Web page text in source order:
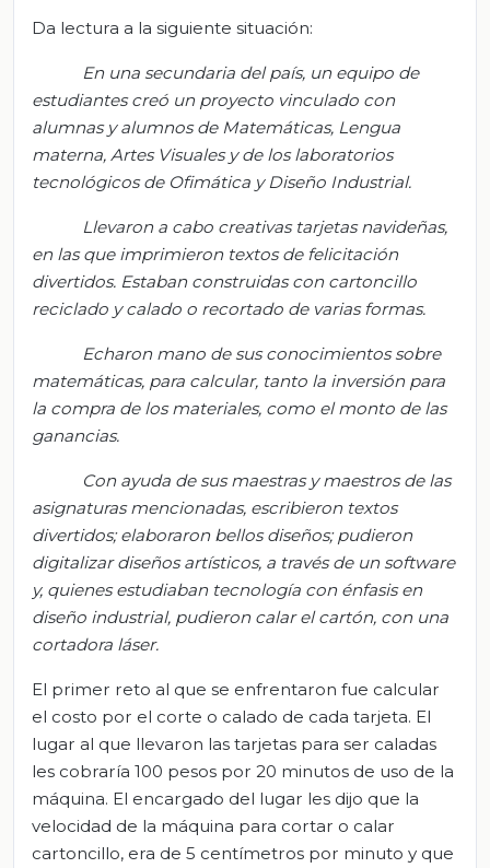
Da lectura a la siguiente situación:
En una secundaria del país, un equipo de
estudiantes creó un proyecto vinculado con
alumnas y alumnos de Matemáticas, Lengua
materna, Artes Visuales y de los laboratorios
tecnológicos de Ofimática y Diseño Industrial.
Llevaron a cabo creativas tarjetas navideñas,
en las que imprimieron textos de felicitación
divertidos. Estaban construidas con cartoncillo
reciclado y calado o recortado de varias formas.
Echaron mano de sus conocimientos sobre
matemáticas, para calcular, tanto la inversión para
la compra de los materiales, como el monto de las
ganancias.
Con ayuda de sus maestras y maestros de las
asignaturas mencionadas, escribieron textos
divertidos; elaboraron bellos diseños; pudieron
digitalizar diseños artísticos, a través de un software
y, quienes estudiaban tecnología con énfasis en
diseño industrial, pudieron calar el cartón, con una
cortadora láser.
El primer reto al que se enfrentaron fue calcular
el costo por el corte o calado de cada tarjeta. El
lugar al que llevaron las tarjetas para ser caladas
les cobraría 100 pesos por 20 minutos de uso de la
máquina. El encargado del lugar les dijo que la
velocidad de la máquina para cortar o calar
cartoncillo, era de 5 centímetros por minuto y que